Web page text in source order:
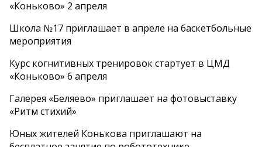
«Коньково» 2 апреля
Школа №17 приглашает в апреле на баскетбольные
мероприятия
Курс когнитивных тренировок стартует в ЦМД
«Коньково» 6 апреля
Галерея «Беляево» приглашает на фотовыставку
«Ритм стихий»
Юных жителей Конькова приглашают на